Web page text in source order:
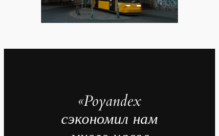
«Poyandex
сэкономил нам